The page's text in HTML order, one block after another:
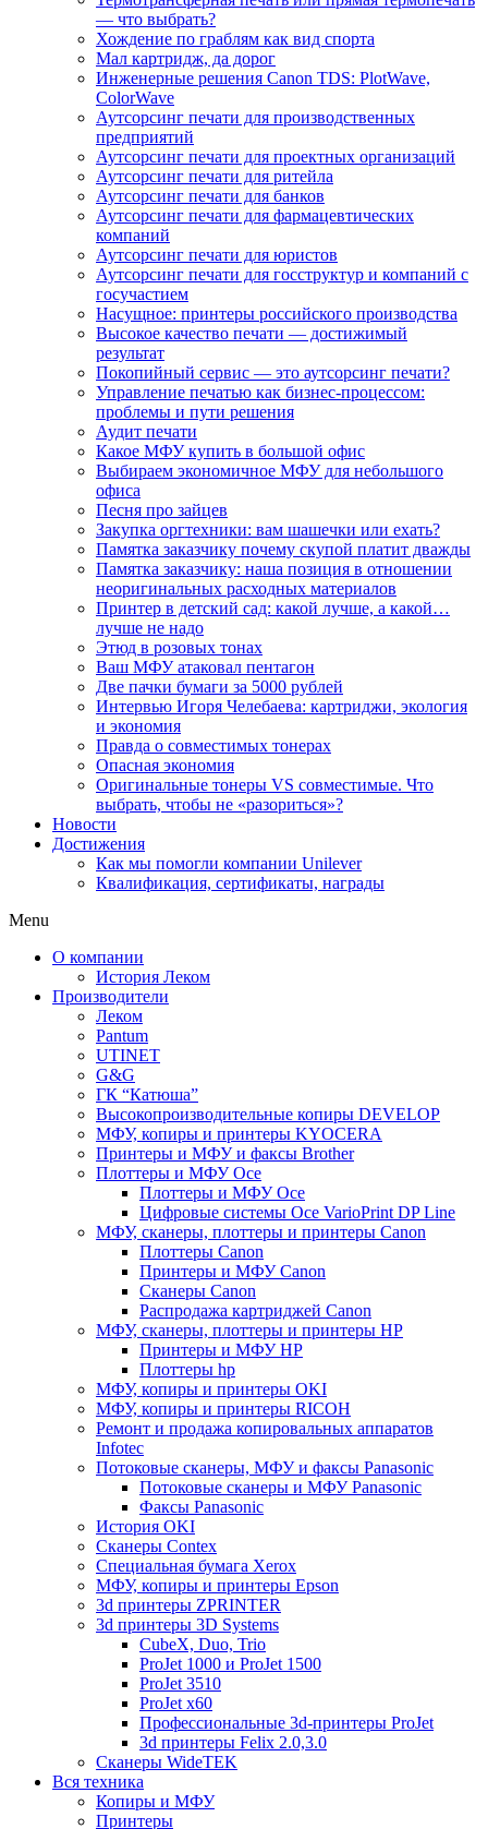
— что выбрать?
Хождение по граблям как вид спорта
Мал картридж, да дорог
Инженерные решения Canon TDS: PlotWave,
ColorWave
Аутсорсинг печати для производственных
предприятий
Аутсорсинг печати для проектных организаций
Аутсорсинг печати для ритейла
Аутсорсинг печати для банков
Аутсорсинг печати для фармацевтических
компаний
Аутсорсинг печати для юристов
Аутсорсинг печати для госструктур и компаний с
госучастием
Насущное: принтеры российского производства
Высокое качество печати — достижимый
результат
Покопийный сервис — это аутсорсинг печати?
Управление печатью как бизнес-процессом:
проблемы и пути решения
Аудит печати
Какое МФУ купить в большой офис
Выбираем экономичное МФУ для небольшого
офиса
Песня про зайцев
Закупка оргтехники: вам шашечки или ехать?
Памятка заказчику почему скупой платит дважды
Памятка заказчику: наша позиция в отношении
неоригинальных расходных материалов
Принтер в детский сад: какой лучше, а какой…
лучше не надо
Этюд в розовых тонах
Ваш МФУ атаковал пентагон
Две пачки бумаги за 5000 рублей
Интервью Игоря Челебаева: картриджи, экология
и экономия
Правда о совместимых тонерах
Опасная экономия
Оригинальные тонеры VS совместимые. Что
выбрать, чтобы не «разориться»?
Новости
Достижения
Как мы помогли компании Unilever
Квалификация, сертификаты, награды
Menu
О компании
История Леком
Производители
Леком
Pantum
UTINET
G&G
ГК “Катюша”
Высокопроизводительные копиры DEVELOP
МФУ, копиры и принтеры KYOCERA
Принтеры и МФУ и факсы Brother
Плоттеры и МФУ Oce
Плоттеры и МФУ Oce
Цифровые системы Oce VarioPrint DP Line
МФУ, сканеры, плоттеры и принтеры Canon
Плоттеры Canon
Принтеры и МФУ Canon
Сканеры Canon
Распродажа картриджей Canon
МФУ, сканеры, плоттеры и принтеры HP
Принтеры и МФУ HP
Плоттеры hp
МФУ, копиры и принтеры OKI
МФУ, копиры и принтеры RICOH
Ремонт и продажа копировальных аппаратов
Infotec
Потоковые сканеры, МФУ и факсы Panasonic
Потоковые сканеры и МФУ Panasonic
Факсы Panasonic
История OKI
Сканеры Contex
Специальная бумага Xerox
МФУ, копиры и принтеры Epson
3d принтеры ZPRINTER
3d принтеры 3D Systems
CubeX, Duo, Trio
ProJet 1000 и ProJet 1500
ProJet 3510
ProJet x60
Профессиональные 3d-принтеры ProJet
3d принтеры Felix 2.0,3.0
Сканеры WideTEK
Вся техника
Копиры и МФУ
Принтеры